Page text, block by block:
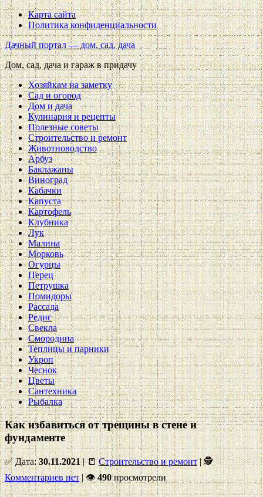
Карта сайта
Политика конфиденциальности
Дачный портал — дом, сад, дача
Дом, сад, дача и гараж в придачу
Хозяйкам на заметку
Сад и огород
Дом и дача
Кулинария и рецепты
Полезные советы
Строительство и ремонт
Животноводство
Арбуз
Баклажаны
Виноград
Кабачки
Капуста
Картофель
Клубника
Лук
Малина
Морковь
Огурцы
Перец
Петрушка
Помидоры
Рассада
Редис
Свекла
Смородина
Теплицы и парники
Укроп
Чеснок
Цветы
Сантехника
Рыбалка
Как избавиться от трещины в стене и
фундаменте
✅ Дата:30.11.2021| 📒Строительство и ремонт| 🕵
Комментариев нет|👁490просмотрели